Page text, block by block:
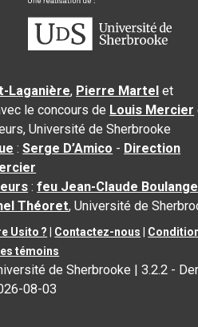
Laganière, Pierre Martel et
le concours de Louis Mercier
Université de Sherbrooke
:Serge D’Amico - Direction
:feu Jean-Claude
Théoret, Université de
Usito ? Contactez-nous
témoins
de Sherbrooke |3.2.2 -
08-03